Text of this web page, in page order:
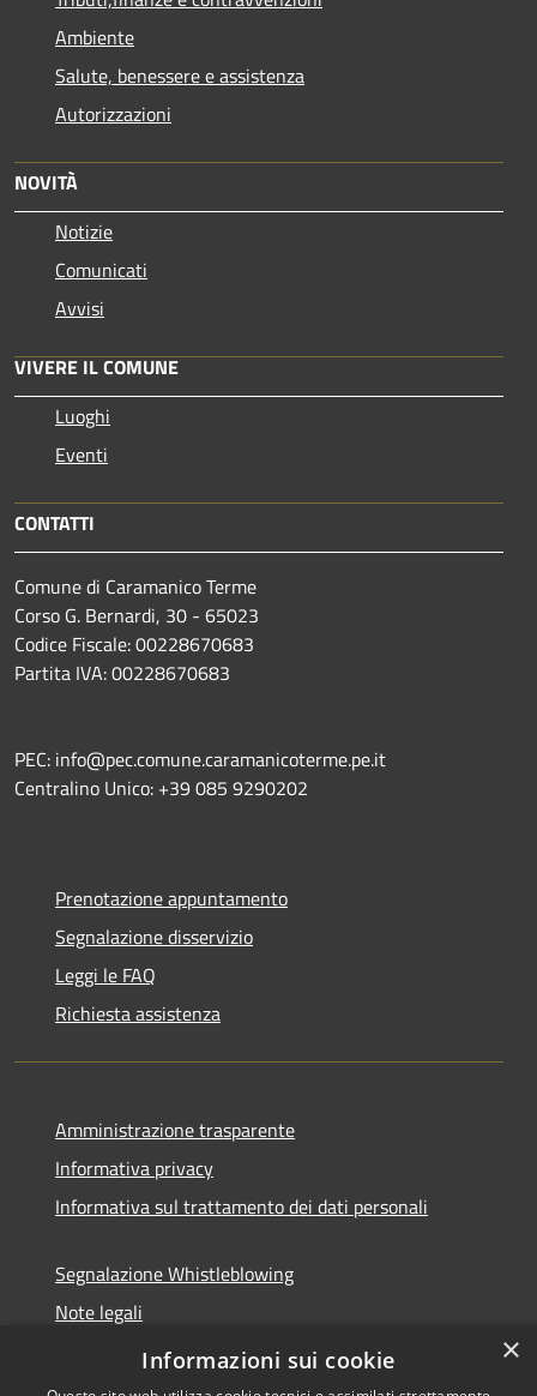
Ambiente
Salute, benessere e assistenza
Autorizzazioni
NOVITÀ
Notizie
Comunicati
Avvisi
VIVERE IL COMUNE
Luoghi
Eventi
CONTATTI
Comune di Caramanico Terme
Corso G. Bernardi, 30 - 65023
Codice Fiscale: 00228670683
Partita IVA: 00228670683
PEC: info@pec.comune.caramanicoterme.pe.it
Centralino Unico: +39 085 9290202
Prenotazione appuntamento
Segnalazione disservizio
Leggi le FAQ
Richiesta assistenza
Amministrazione trasparente
Informativa privacy
Informativa sul trattamento dei dati personali
Segnalazione Whistleblowing
Note legali
Dichiarazione di accessibilità
×
Informazioni sui cookie